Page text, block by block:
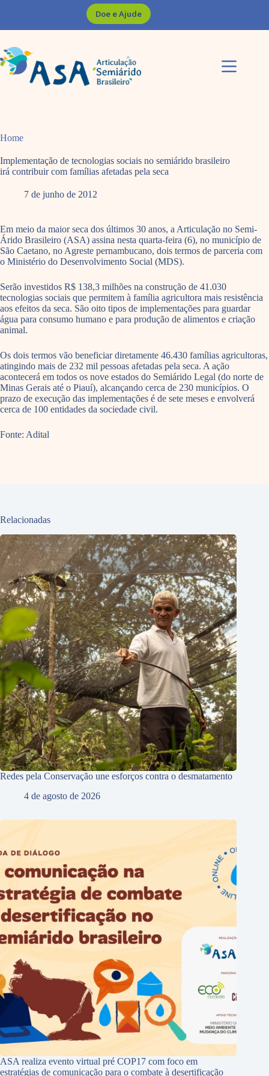
Doe e Ajude
Home
Implementação de tecnologias sociais no semiárido brasileiro
irá contribuir com famílias afetadas pela seca
7 de junho de 2012
Em meio da maior seca dos últimos 30 anos, a Articulação no Semi-
Árido Brasileiro (ASA) assina nesta quarta-feira (6), no município de
São Caetano, no Agreste pernambucano, dois termos de parceria com
o Ministério do Desenvolvimento Social (MDS).
Serão investidos R$ 138,3 milhões na construção de 41.030
tecnologias sociais que permitem à família agricultora mais resistência
aos efeitos da seca. São oito tipos de implementações para guardar
água para consumo humano e para produção de alimentos e criação
animal.
Os dois termos vão beneficiar diretamente 46.430 famílias agricultoras,
atingindo mais de 232 mil pessoas afetadas pela seca. A ação
acontecerá em todos os nove estados do Semiárido Legal (do norte de
Minas Gerais até o Piauí), alcançando cerca de 230 municípios. O
prazo de execução das implementações é de sete meses e envolverá
cerca de 100 entidades da sociedade civil.
Fonte: Adital
Relacionadas
Redes pela Conservação une esforços contra o desmatamento
4 de agosto de 2026
ASA realiza evento virtual pré COP17 com foco em
estratégias de comunicação para o combate à desertificação